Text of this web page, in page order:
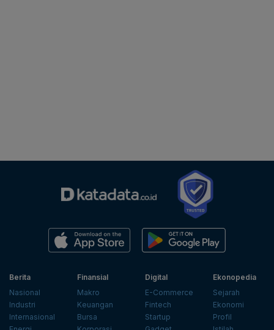
Berita
Nasional
Industri
Internasional
Finansial
Makro
Keuangan
Bursa
Digital
E-Commerce
Fintech
Startup
Ekonopedia
Sejarah
Ekonomi
Profil